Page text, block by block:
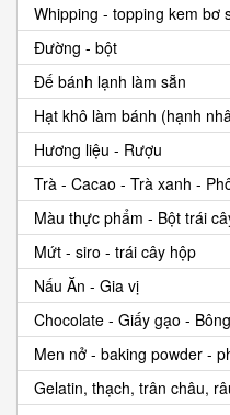
Whipping - topping kem bơ
Đường - bột
Đế bánh lạnh làm sẵn
Hạt khô làm bánh (hạnh
Hương liệu - Rượu
Trà - Cacao - Trà xanh -
Màu thực phẩm - Bột trái
Mứt - siro - trái cây hộp
Nấu Ăn - Gia vị
Chocolate - Giấy gạo -
Men nở - baking powder -
Gelatin, thạch, trân châu,